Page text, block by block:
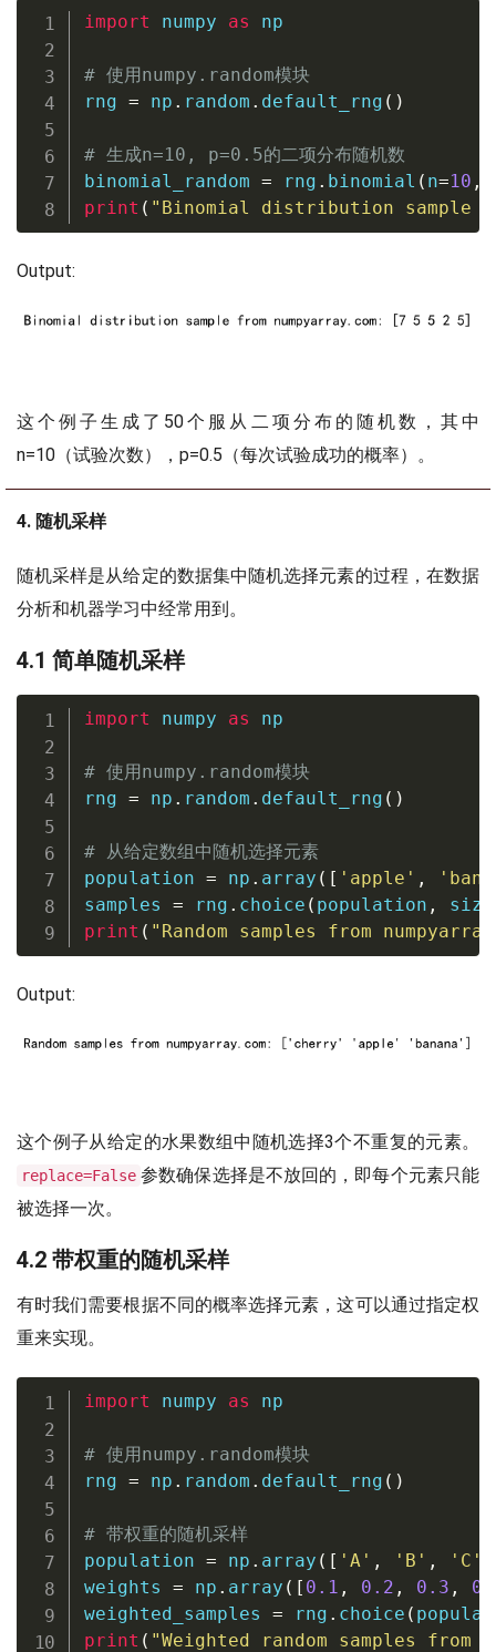
import numpy as np
# 使用numpy.random模块
rng = np . random . default_rng ( )
# 生成n=10, p=0.5的二项分布随机数
binomial_random = rng . binomial ( n=10 ,
print ( "Binomial distribution sample
Output:
这个例子生成了50个服从二项分布的随机数，其中
n=10（试验次数），p=0.5（每次试验成功的概率）。
4. 随机采样
随机采样是从给定的数据集中随机选择元素的过程，在数据
分析和机器学习中经常用到。
4.1 简单随机采样
import numpy as np
# 使用numpy.random模块
rng = np . random . default_rng ( )
# 从给定数组中随机选择元素
population = np . array ( [ 'apple' ,
samples = rng . choice ( population , size
print ( "Random samples from
Output:
这个例子从给定的水果数组中随机选择3个不重复的元素。
replace=False 参数确保选择是不放回的，即每个元素只能
被选择一次。
4.2 带权重的随机采样
有时我们需要根据不同的概率选择元素，这可以通过指定权
重来实现。
import numpy as np
# 使用numpy.random模块
rng = np . random . default_rng ( )
# 带权重的随机采样
population = np . array ( [ 'A' , 'B' , 'C'
weights = np . array ( [ 0.1 , 0.2 , 0.3 ,
weighted_samples = rng . choice (
print ( "Weighted random samples from